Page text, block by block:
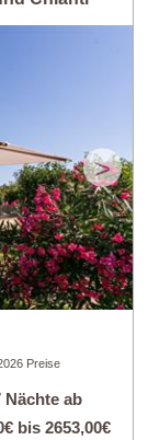
>
Preise
Nächte ab
bis 2653,00€